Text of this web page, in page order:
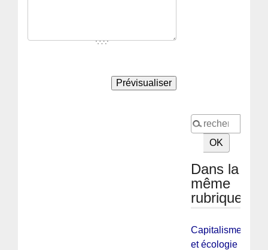
Dans la
même
rubrique
Capitalisme
et écologie